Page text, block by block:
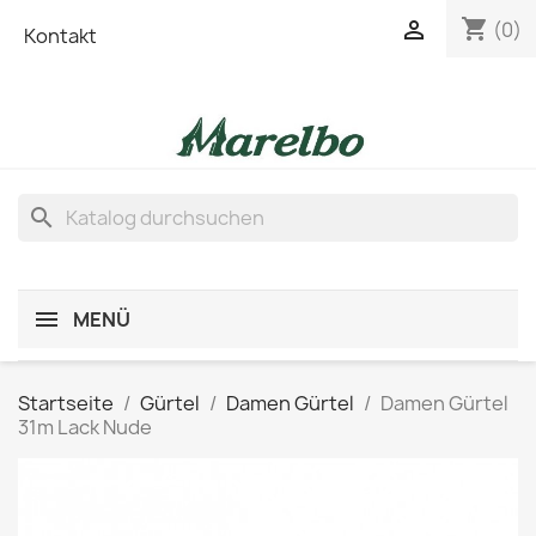
Kontakt shopping_cart (0)

search
MENÜ
Startseite Gürtel Damen Gürtel
Damen Gürtel
31m Lack Nude